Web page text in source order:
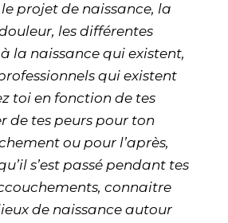
projet de naissance, la
les différentes
la naissance qui existent,
qui existent
toi en fonction de tes
de tes peurs pour ton
ou pour l’après,
s’est passé pendant tes
connaitre
de naissance autour